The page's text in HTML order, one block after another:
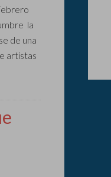
la
de una
artistas